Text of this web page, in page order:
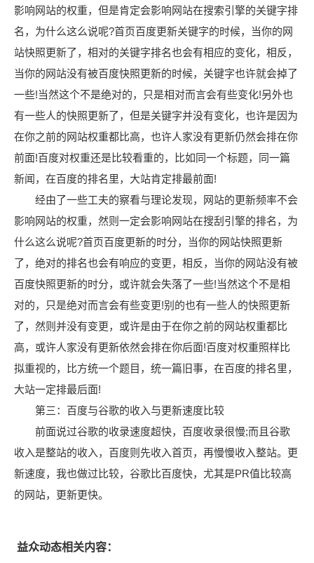
影响网站的权重，但是肯定会影响网站在搜索引擎的关键字排
名，为什么这么说呢?首页百度更新关键字的时候，当你的网
站快照更新了，相对的关键字排名也会有相应的变化，相反，
当你的网站没有被百度快照更新的时候，关键字也许就会掉了
一些!当然这个不是绝对的，只是相对而言会有些变化!另外也
有一些人的快照更新了，但是关键字并没有变化，也许是因为
在你之前的网站权重都比高，也许人家没有更新仍然会排在你
前面!百度对权重还是比较看重的，比如同一个标题，同一篇
新闻，在百度的排名里，大站肯定排最前面!
经由了一些工夫的察看与理论发现，网站的更新频率不会
影响网站的权重，然则一定会影响网站在搜刮引擎的排名，为
什么这么说呢?首页百度更新的时分，当你的网站快照更新
了，绝对的排名也会有响应的变更，相反，当你的网站没有被
百度快照更新的时分，或许就会失落了一些!当然这个不是相
对的，只是绝对而言会有些变更!别的也有一些人的快照更新
了，然则并没有变更，或许是由于在你之前的网站权重都比
高，或许人家没有更新依然会排在你后面!百度对权重照样比
拟重视的，比方统一个题目，统一篇旧事，在百度的排名里，
大站一定排最后面!
第三：百度与谷歌的收入与更新速度比较
前面说过谷歌的收录速度超快，百度收录很慢;而且谷歌
收入是整站的收入，百度则先收入首页，再慢慢收入整站。更
新速度，我也做过比较，谷歌比百度快，尤其是PR值比较高
的网站，更新更快。
益众动态相关内容：